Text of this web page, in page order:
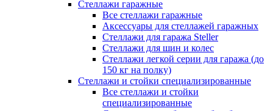
Стеллажи гаражные
Все стеллажи гаражные
Аксессуары для стеллажей гаражных
Стеллажи для гаража Steller
Стеллажи для шин и колес
Стеллажи легкой серии для гаража (до
150 кг на полку)
Стеллажи и стойки специализированные
Все стеллажи и стойки
специализированные